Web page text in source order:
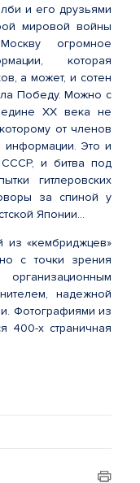
и его друзьями
мировой войны
огромное
которая
а может, и сотен
Победу. Можно с
ХХ века не
от членов
информации. Это и
и битва под
гитлеровских
за спиной у
Японии…
«кембриджцев»
с точки зрения
надежной
Фотографиями из
400-х страничная